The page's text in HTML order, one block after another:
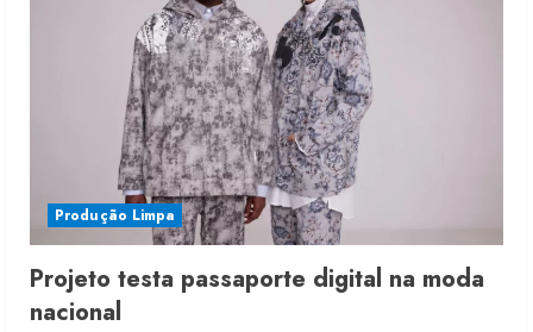
Produção Limpa
Projeto testa passaporte digital na moda
nacional